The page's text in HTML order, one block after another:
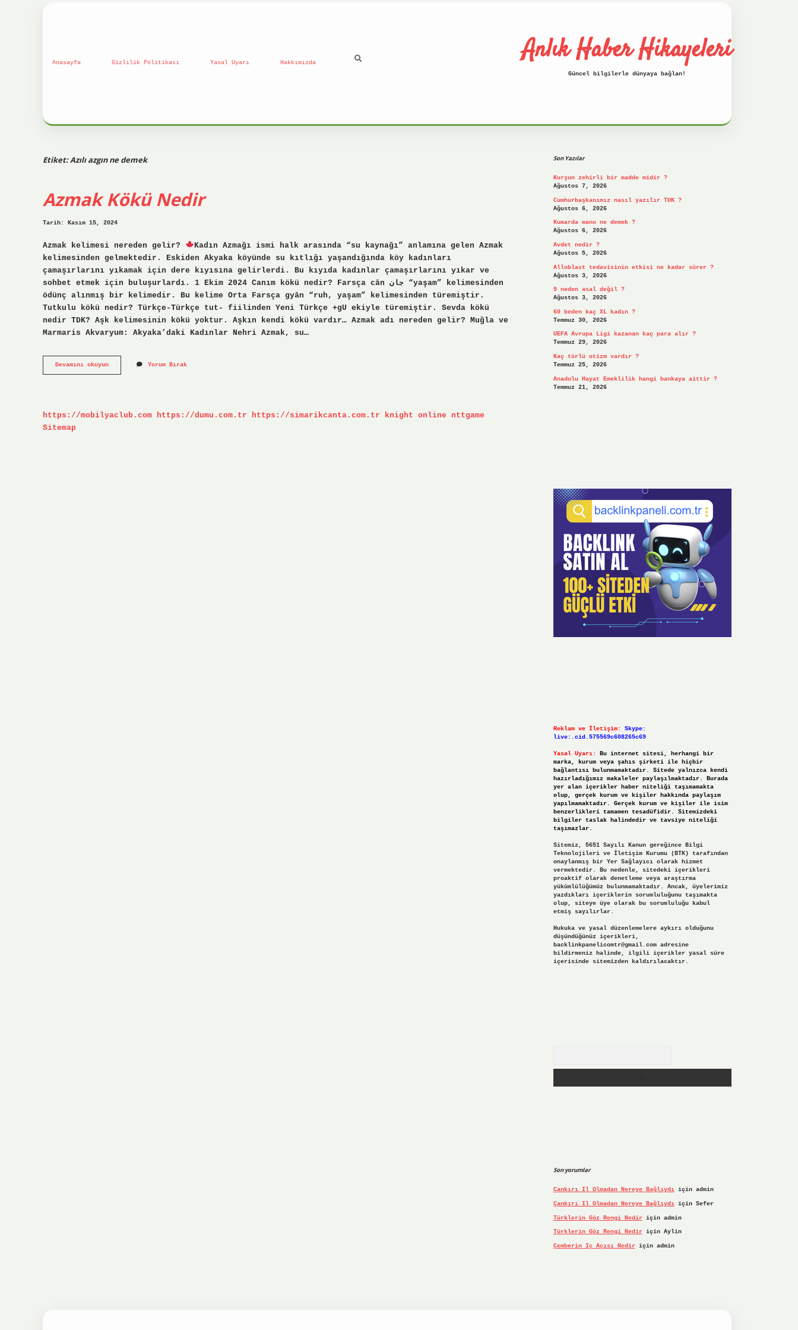
Anasayfa Gizlilik Politikası Yasal Uyarı Hakkımızda Anlık Haber Hikayeleri
Güncel bilgilerle dünyaya bağlan!
Etiket:Azılı azgın ne demek
Azmak Kökü Nedir
Tarih: Kasım 15, 2024
Azmak kelimesi nereden gelir?
Kadın Azmağı ismi halk arasında “su kaynağı” anlamına gelen Azmak
kelimesinden gelmektedir. Eskiden Akyaka köyünde su kıtlığı yaşandığında köy kadınları
çamaşırlarını yıkamak için dere kıyısına gelirlerdi. Bu kıyıda kadınlar çamaşırlarını yıkar ve
sohbet etmek için buluşurlardı. 1 Ekim 2024 Canım kökü nedir? Farsça cān جان “yaşam” kelimesinden
ödünç alınmış bir kelimedir. Bu kelime Orta Farsça gyān “ruh, yaşam” kelimesinden türemiştir.
Tutkulu kökü nedir? Türkçe-Türkçe tut- fiilinden Yeni Türkçe +gU ekiyle türemiştir. Sevda kökü
nedir TDK? Aşk kelimesinin kökü yoktur. Aşkın kendi kökü vardır… Azmak adı nereden gelir? Muğla ve
Marmaris Akvaryum: Akyaka’daki Kadınlar Nehri Azmak, su…
Devamını okuyunAzmak
Kökü
Yorum Bırak
https://mobilyaclub.com https://dumu.com.tr https://simarikcanta.com.tr knight online
nttgame
Sitemap
Son Yazılar
Kurşun zehirli bir madde midir ?
Ağustos 7, 2026
Cumhurbaşkanımız nasıl yazılır TDK ?
Ağustos 6, 2026
Kumarda mano ne demek ?
Ağustos 6, 2026
Avdet nedir ?
Ağustos 5, 2026
Alloblast tedavisinin etkisi ne kadar sürer ?
Ağustos 3, 2026
9 neden asal değil ?
Ağustos 3, 2026
60 beden kaç XL kadın ?
Temmuz 30, 2026
UEFA Avrupa Ligi kazanan kaç para alır ?
Temmuz 29, 2026
Kaç türlü otizm vardır ?
Temmuz 25, 2026
Anadolu Hayat Emeklilik hangi bankaya aittir ?
Temmuz 21, 2026
Reklam ve İletişim:
Skype:
live:.cid.575569c608265c69
Yasal Uyarı:
Bu internet sitesi, herhangi bir
marka, kurum veya şahıs şirketi ile hiçbir
bağlantısı bulunmamaktadır. Sitede yalnızca kendi
hazırladığımız makaleler paylaşılmaktadır. Burada
yer alan içerikler haber niteliği taşımamakta
olup, gerçek kurum ve kişiler hakkında paylaşım
yapılmamaktadır. Gerçek kurum ve kişiler ile isim
benzerlikleri tamamen tesadüfidir. Sitemizdeki
bilgiler taslak halindedir ve tavsiye niteliği
taşımazlar.
Sitemiz, 5651 Sayılı Kanun gereğince Bilgi
Teknolojileri ve İletişim Kurumu (BTK) tarafından
onaylanmış bir Yer Sağlayıcı olarak hizmet
vermektedir. Bu nedenle, sitedeki içerikleri
proaktif olarak denetleme veya araştırma
yükümlülüğümüz bulunmamaktadır. Ancak, üyelerimiz
yazdıkları içeriklerin sorumluluğunu taşımakta
olup, siteye üye olarak bu sorumluluğu kabul
etmiş sayılırlar.
Hukuka ve yasal düzenlemelere aykırı olduğunu
düşündüğünüz içerikleri,
backlinkpanelicomtr@gmail.comadresine
bildirmeniz halinde, ilgili içerikler yasal süre
içerisinde sitemizden kaldırılacaktır.
Son yorumlar
Çankırı Il Olmadan Nereye Bağlıydıiçin admin
Çankırı Il Olmadan Nereye Bağlıydıiçin Sefer
Türklerin Göz Rengi Nediriçin admin
Türklerin Göz Rengi Nediriçin Aylin
Çemberin Iç Açısı Nediriçin admin